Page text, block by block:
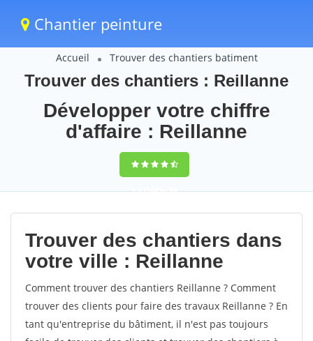
Chantier peinture
Accueil Trouver des chantiers batiment
Trouver des chantiers : Reillanne
Développer votre chiffre
d'affaire : Reillanne
9,5(100%)60
votes
Trouver des chantiers dans
votre ville : Reillanne
Comment trouver des chantiers Reillanne ? Comment
trouver des clients pour faire des travaux Reillanne ? En
tant qu'entreprise du bâtiment, il n'est pas toujours